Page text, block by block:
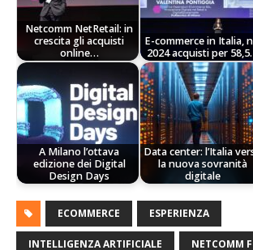
Netcomm NetRetail: in
crescita gli acquisti
online…
E-commerce in Italia,
2024 acquisti per
A Milano l’ottava
edizione dei Digital
Design Days
Data center: l’Italia
la nuova sovranità
digitale
ECOMMERCE ESPERIENZA
INTELLIGENZA ARTIFICIALE NETCOMM